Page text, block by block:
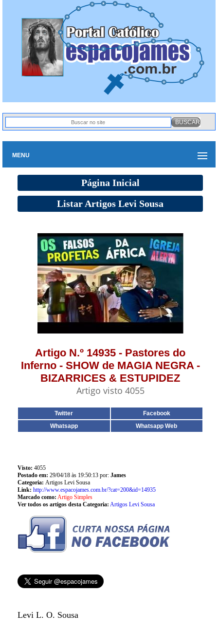
MENU
Página Inicial
Listar Artigos Levi Sousa
Artigo N.º 14935 - Pastores do
Inferno - SHOW de MAGIA NEGRA -
BIZARRICES & ESTUPIDEZ
Artigo visto 4055
Twitter
Facebook
Whatsapp
Whatsapp Web
Visto: 4055
Postado em: 29/04/18 às 19:50:13 por: James
Categoria: Artigos Levi Sousa
Link: http://www.espacojames.com.br/?cat=200&id=14935
Marcado como: Artigo Simples
Ver todos os artigos desta Categoria: Artigos Levi Sousa
Levi L. O. Sousa